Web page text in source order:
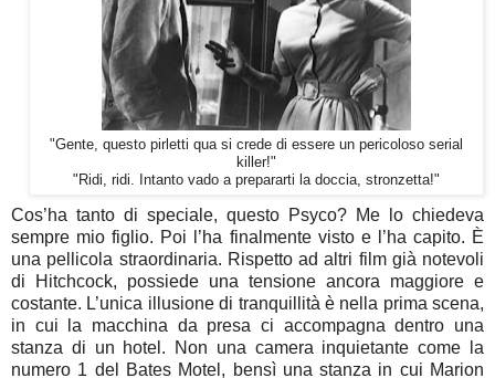
"Gente, questo pirletti qua si crede di essere un pericoloso serial
killer!"
"Ridi, ridi. Intanto vado a prepararti la doccia, stronzetta!"
Cos’ha tanto di speciale, questo Psyco? Me lo chiedeva
sempre mio figlio. Poi l’ha finalmente visto e l’ha capito. È
una pellicola straordinaria. Rispetto ad altri film già notevoli
di Hitchcock, possiede una tensione ancora maggiore e
costante. L’unica illusione di tranquillità è nella prima scena,
in cui la macchina da presa ci accompagna dentro una
stanza di un hotel. Non una camera inquietante come la
numero 1 del Bates Motel, bensì una stanza in cui Marion